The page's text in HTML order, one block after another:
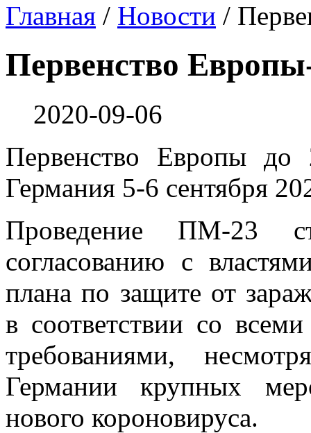
Главная / Новости /
Первенство
2020-09-06
Первенство Европы
Германия 5-6 сентября
Проведение ПМ-23
согласованию с
плана по защите от
в соответствии со
требованиями,
Германии крупных
нового короновируса.